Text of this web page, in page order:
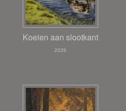
Koeien aan slootkant
2026